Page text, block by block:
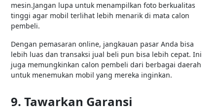
mesin.Jangan lupa untuk menampilkan foto berkualitas
tinggi agar mobil terlihat lebih menarik di mata calon
pembeli.
Dengan pemasaran online, jangkauan pasar Anda bisa
lebih luas dan transaksi jual beli pun bisa lebih cepat. Ini
juga memungkinkan calon pembeli dari berbagai daerah
untuk menemukan mobil yang mereka inginkan.
9. Tawarkan Garansi